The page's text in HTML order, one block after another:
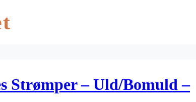
Strømper – Uld/Bomuld –